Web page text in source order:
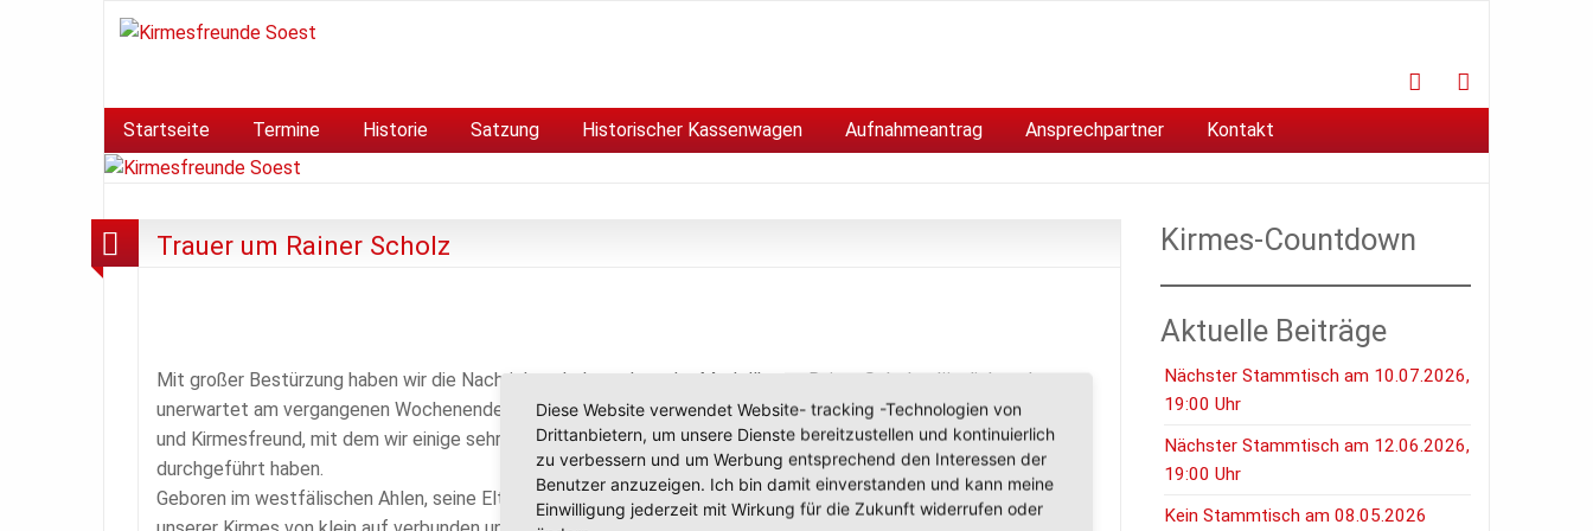
Facebook
Startseite Termine Historie Satzung Historischer Kassenwagen Aufnahmeantrag Ansprechpartner Kontakt
Trauer um Rainer Scholz
Mit großer Bestürzung haben wir die Nachricht erhalten, dass der Modellbauer Rainer Scholz plötzlich und
unerwartet am vergangenen Wochenende verstorben ist. Mit Rainer verlieren wir einen langjährigen Modellbau-
und Kirmesfreund, mit dem wir einige sehr erfolgreiche Modellbauausstellungen zur Allerheiligenkirmes
durchgeführt haben.
Geboren im westfälischen Ahlen, seine Eltern lernten sich an der Raketenfahrt zum Mond in Soest kennen, war er
Kirmes-Countdown
Aktuelle Beiträge
Nächster Stammtisch am 10.07.2026,
19:00 Uhr
Nächster Stammtisch am 12.06.2026,
19:00 Uhr
Kein Stammtisch am 08.05.2026
Diese Website verwendet Website- tracking -Technologien von
Drittanbietern, um unsere Dienste bereitzustellen und kontinuierlich
zu verbessern und um Werbung entsprechend den Interessen der
Benutzer anzuzeigen. Ich bin damit einverstanden und kann meine
Einwilligung jederzeit mit Wirkung für die Zukunft widerrufen oder